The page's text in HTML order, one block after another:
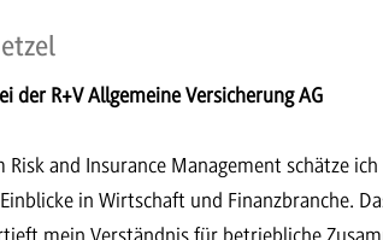
der R+V Allgemeine Versicherung AG
Risk and Insurance Management schätze
in Wirtschaft und Finanzbranche.
mein Verständnis für betriebliche